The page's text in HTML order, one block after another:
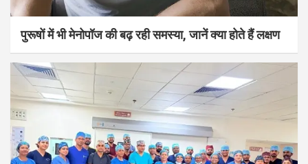
पुरूषों में भी मेनोपॉज की बढ़ रही समस्या, जानें क्या होते हैं लक्षण